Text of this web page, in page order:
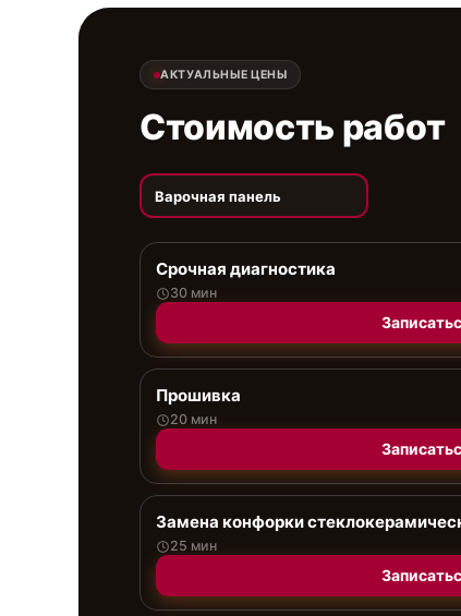
АКТУАЛЬНЫЕ ЦЕНЫ
Стоимость работ
Варочная панель
Срочная диагностика
30 мин
Прошивка
20 мин
Замена конфорки
25 мин